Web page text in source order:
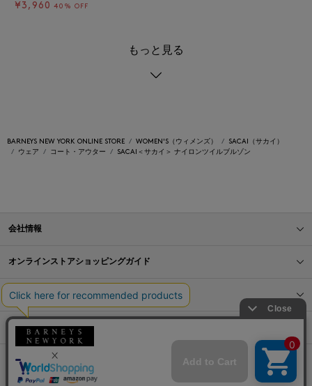
¥3,960 40% OFF
もっと見る
BARNEYS NEW YORK ONLINE STORE WOMEN'S（ウィメンズ）
SACAI（サカイ）
ウェア
コート・アウター SACAI＜サカイ＞ ナイロンツイルブルゾン
会社情報
オンラインストアショッピングガイド
店舗情報
サービス
BLOG